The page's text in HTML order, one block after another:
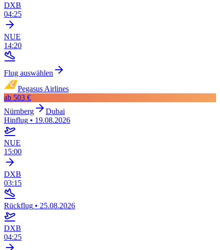
DXB
04:25
NUE
14:20
Flug auswählen
Pegasus Airlines
ab 503 €
Nürnberg
Dubai
Hinflug • 19.08.2026
NUE
15:00
DXB
03:15
Rückflug • 25.08.2026
DXB
04:25